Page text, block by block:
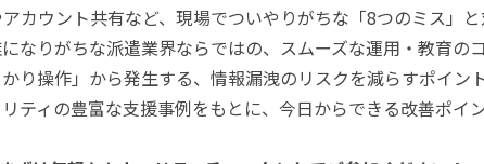
カウント共有など、現場でついやりがちな「8つのミス」と
なりがちな派遣業界ならではの、スムーズな運用・教育のコ
り操作」から発生する、情報漏洩のリスクを減らすポイン
ティの豊富な支援事例をもとに、今日からできる改善ポイ